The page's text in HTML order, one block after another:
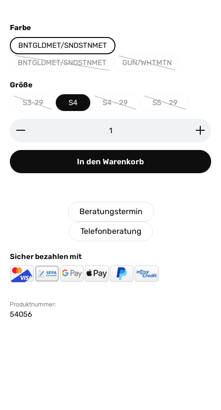
Farbeauswählen
BNTGLDMET/SNDSTNMET
BNTGLDMET/SNDSTNMET
(Diese Option ist zurzeit nicht verfügbar.)
GUN/WHTMTN
(Diese Option ist
Größeauswählen
S3-29
(Diese Option ist zurzeit nicht verfügbar.)
S4 S4 - 29
(Diese Option ist zurzeit nicht
S5 - 29
(Diese Option ist
Produkt Anzahl: Gib den gewünschten Wert ein
In den Warenkorb
Beratungstermin
Telefonberatung
Sicher bezahlen mit
Produktnummer:
54056